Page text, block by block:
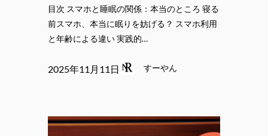
目次 スマホと睡眠の関係：本当のところ 寝る
前スマホ、本当に眠りを妨げる？ スマホ利用
と年齢による違い 実践的…
2025年11月11日 すーやん